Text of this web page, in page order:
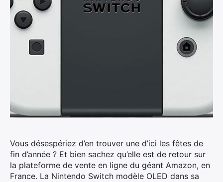
Vous désespériez d’en trouver une d’ici les fêtes de
fin d’année ? Et bien sachez qu’elle est de retour sur
la plateforme de vente en ligne du géant Amazon, en
France. La Nintendo Switch modèle OLED dans sa